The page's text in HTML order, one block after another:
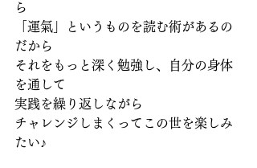
ら
「運氣」というものを読む術があるの
だから
それをもっと深く勉強し、自分の身体
を通して
実践を繰り返しながら
チャレンジしまくってこの世を楽しみ
たい♪